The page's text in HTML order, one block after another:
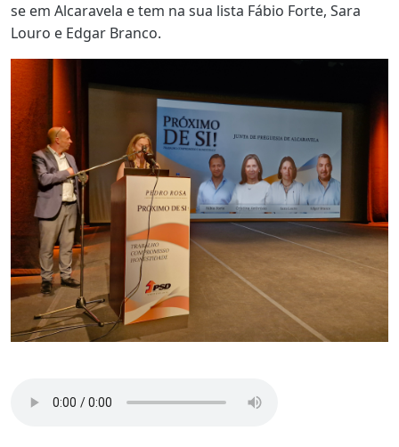
se em Alcaravela e tem na sua lista Fábio Forte, Sara
Louro e Edgar Branco.